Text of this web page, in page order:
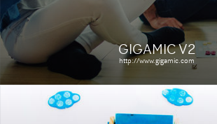
GIGAMIC V2
http://www.gigamic.com